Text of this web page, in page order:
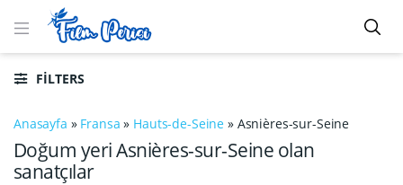
FILTERS
Anasayfa » Fransa » Hauts-de-Seine » Asnières-sur-Seine
Doğum yeri Asnières-sur-Seine olan
sanatçılar